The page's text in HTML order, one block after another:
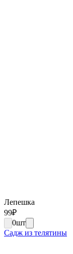
Лепешка
99₽
0шт
Садж из телятины